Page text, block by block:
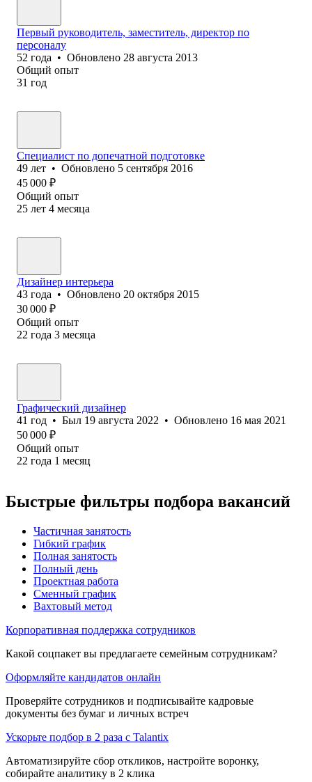
Первый руководитель, заместитель, директор по
персоналу
52 года • Обновлено 28 августа 2013
Общий опыт
31 год
Специалист по допечатной подготовке
49 лет • Обновлено 5 сентября 2016
45 000 ₽
Общий опыт
25 лет 4 месяца
Дизайнер интерьера
43 года • Обновлено 20 октября 2015
30 000 ₽
Общий опыт
22 года 3 месяца
Графический дизайнер
41 год • Был 19 августа 2022 • Обновлено 16 мая 2021
50 000 ₽
Общий опыт
22 года 1 месяц
Быстрые фильтры подбора вакансий
Частичная занятость
Гибкий график
Полная занятость
Полный день
Проектная работа
Сменный график
Вахтовый метод
Корпоративная поддержка сотрудников
Какой соцпакет вы предлагаете семейным сотрудникам?
Оформляйте кандидатов онлайн
Проверяйте сотрудников и подписывайте кадровые
документы без бумаг и личных встреч
Ускорьте подбор в 2 раза с Talantix
Автоматизируйте сбор откликов, настройте воронку,
собирайте аналитику в 2 клика